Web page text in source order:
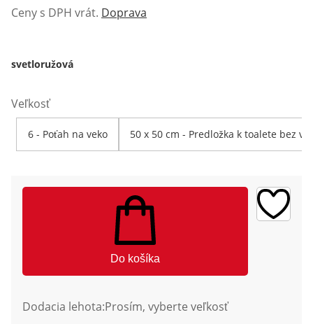
Ceny s DPH vrát. Doprava
svetloružová
Veľkosť
6 - Poťah na veko 50 x 50 cm - Predložka k toalete bez
Do košíka
Dodacia lehota:Prosím, vyberte veľkosť